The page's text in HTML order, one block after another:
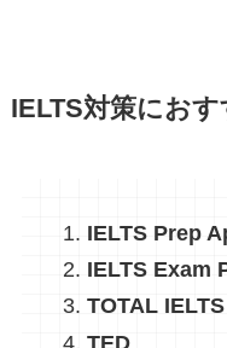
IELTS対策にお
IELTS Prep
IELTS Exam
TOTAL
TED